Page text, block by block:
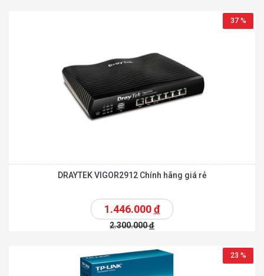
37 %
DRAYTEK VIGOR2912 Chính hãng giá rẻ
1.446.000đ
2.300.000đ
23 %